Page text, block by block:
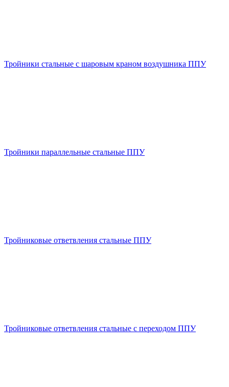
Тройники стальные с шаровым краном воздушника ППУ
Тройники параллельные стальные ППУ
Тройниковые ответвления стальные ППУ
Тройниковые ответвления стальные с переходом ППУ